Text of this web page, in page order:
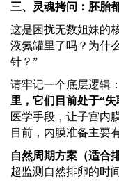
三、灵魂拷问：胚胎
这是困扰无数姐妹的
液氮罐里了吗？为什
针？”
请牢记一个底层逻辑：
里，它们目前处于“失
医学手段，让子宫内
目前，内膜准备主要
自然周期方案（适合
超监测自然排卵的时